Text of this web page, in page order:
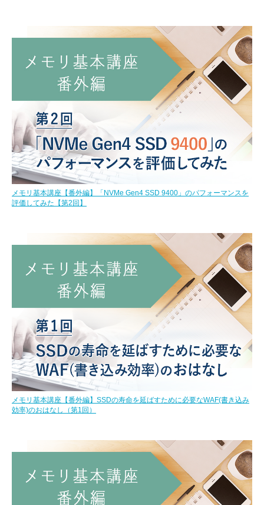
メモリ基本講座【番外編】「NVMe Gen4 SSD 9400」のパフォーマンスを
評価してみた【第2回】
メモリ基本講座【番外編】SSDの寿命を延ばすために必要なWAF(書き込み
効率)のおはなし（第1回）